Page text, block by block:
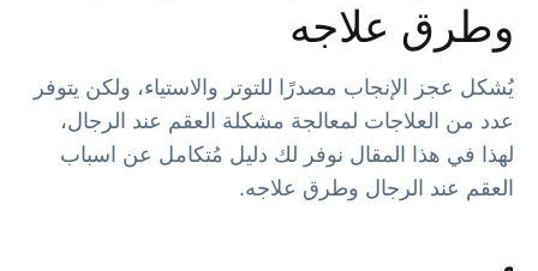
وطرق علاجه
يُشكل عجز الإنجاب مصدرًا للتوتر والاستياء، ولكن يتوفر
عدد من العلاجات لمعالجة مشكلة العقم عند الرجال،
لهذا في هذا المقال نوفر لك دليل مُتكامل عن اسباب
العقم عند الرجال وطرق علاجه.